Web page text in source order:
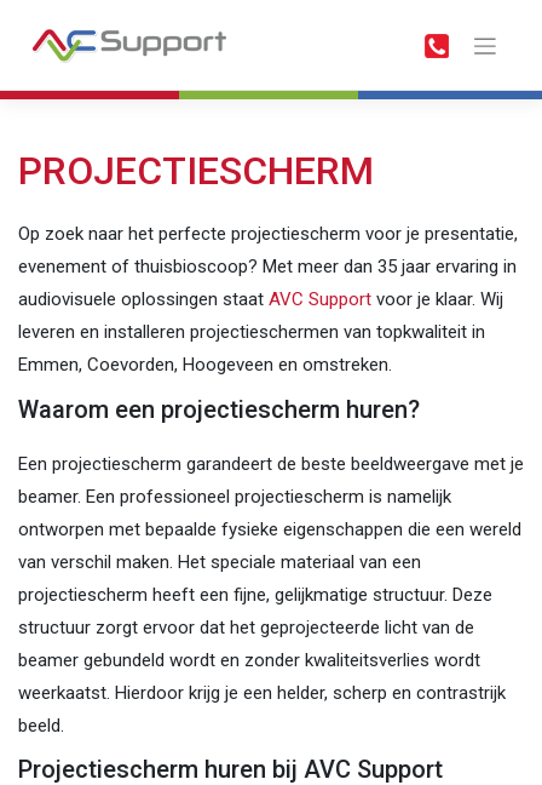
naar
PROJECTIESCHERM
Op zoek naar het perfecte projectiescherm voor je presentatie,
evenement of thuisbioscoop? Met meer dan 35 jaar ervaring in
audiovisuele oplossingen staat AVC Support voor je klaar. Wij
leveren en installeren projectieschermen van topkwaliteit in
Emmen, Coevorden, Hoogeveen en omstreken.
Waarom een projectiescherm huren?
Een projectiescherm garandeert de beste beeldweergave met je
beamer. Een professioneel projectiescherm is namelijk
ontworpen met bepaalde fysieke eigenschappen die een wereld
van verschil maken. Het speciale materiaal van een
projectiescherm heeft een fijne, gelijkmatige structuur. Deze
structuur zorgt ervoor dat het geprojecteerde licht van de
beamer gebundeld wordt en zonder kwaliteitsverlies wordt
weerkaatst. Hierdoor krijg je een helder, scherp en contrastrijk
beeld.
Projectiescherm huren bij AVC Support